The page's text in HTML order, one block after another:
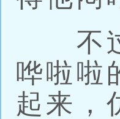
不过
哗啦啦
起来，